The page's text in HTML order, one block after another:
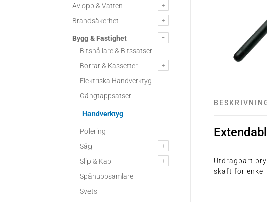
Avlopp & Vatten
Brandsäkerhet
Bygg & Fastighet
Bitshållare & Bitssatser
Borrar & Kassetter
Elektriska Handverktyg
Gängtappsatser
Handverktyg
Polering
Såg
Slip & Kap
Spånuppsamlare
Svets
Utdragbart
skaft för